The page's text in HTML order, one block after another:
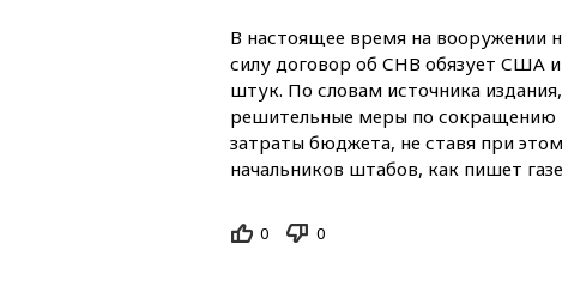
В настоящее время на вооружении
силу договор об СНВ обязует США
штук. По словам источника
решительные меры по сокращению
затраты бюджета, не ставя при
начальников штабов, как пишет
0 0